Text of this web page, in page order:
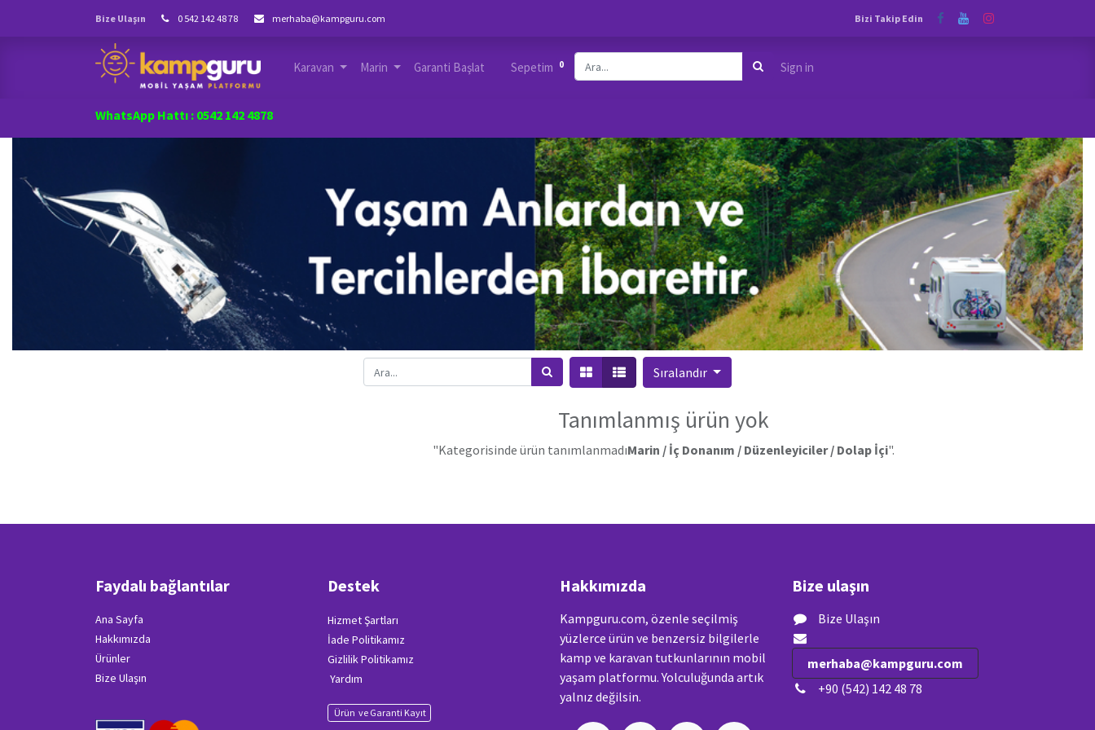
Bize Ulaşın 0 542 142 48 78 merhaba@kampguru.com Bizi Takip Edin
Karavan Marin Garanti Başlat Sepetim 0 Sign in
WhatsApp Hattı : 0542 142 4878
Sıralandır
Tanımlanmış ürün yok
"Kategorisinde ürün tanımlanmadıMarin / İç Donanım / Düzenleyiciler / Dolap İçi".
Faydalı bağlantılar
Ana Sayfa
Hakkımızda
Ürünler
Bize Ulaşın
Destek
Hizmet Şartları
İade Politikamız
Gizlilik Politikamız
Yardım
Ürün ve Garanti Kayıt
Hakkımızda
Kampguru.com, özenle seçilmiş
yüzlerce ürün ve benzersiz bilgilerle
kamp ve karavan tutkunlarının mobil
yaşam platformu. Yolculuğunda artık
yalnız değilsin.
Bize ulaşın
Bize Ulaşın
merhaba@kampguru.com
+90 (542) 142 48 78